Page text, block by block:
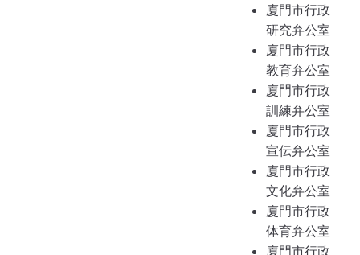
廈門市行政
研究弁公室
廈門市行政
教育弁公室
廈門市行政
訓練弁公室
廈門市行政
宣伝弁公室
廈門市行政
文化弁公室
廈門市行政
体育弁公室
廈門市行政